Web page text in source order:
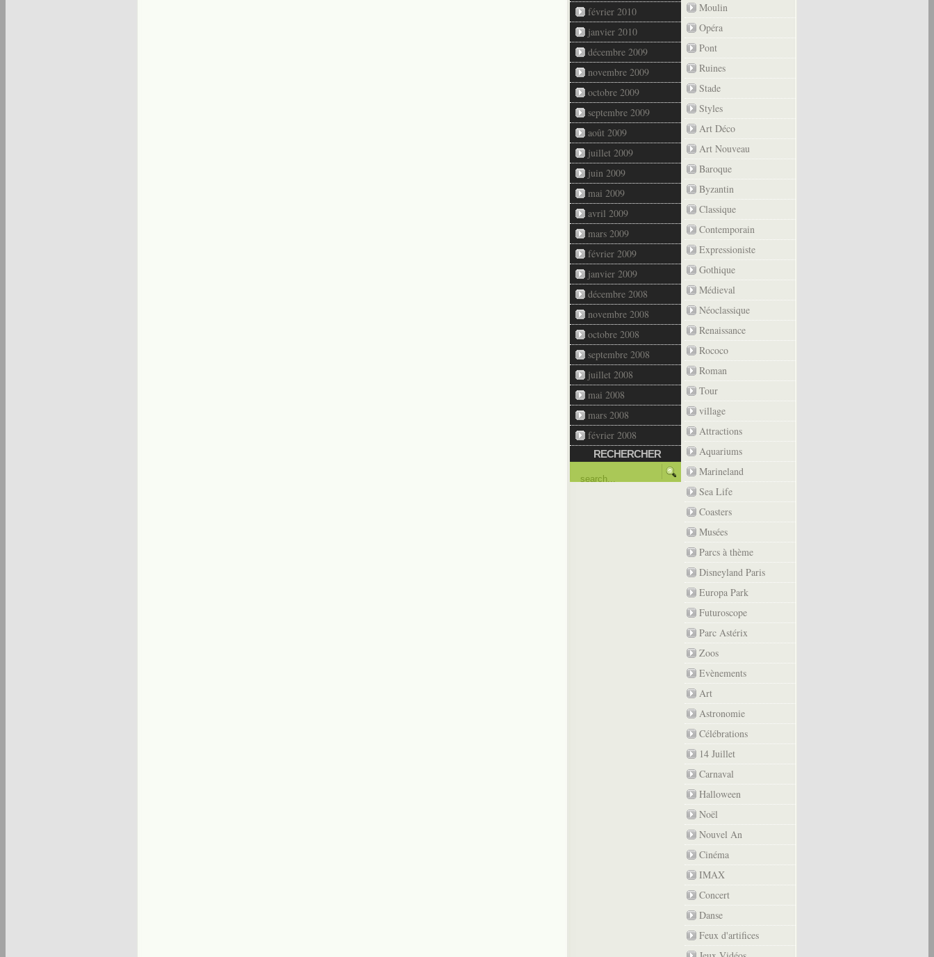
février 2010
janvier 2010
décembre 2009
novembre 2009
octobre 2009
septembre 2009
août 2009
juillet 2009
juin 2009
mai 2009
avril 2009
mars 2009
février 2009
janvier 2009
décembre 2008
novembre 2008
octobre 2008
septembre 2008
juillet 2008
mai 2008
mars 2008
février 2008
RECHERCHER
Moulin
Opéra
Pont
Ruines
Stade
Styles
Art Déco
Art Nouveau
Baroque
Byzantin
Classique
Contemporain
Expressioniste
Gothique
Médieval
Néoclassique
Renaissance
Rococo
Roman
Tour
village
Attractions
Aquariums
Marineland
Sea Life
Coasters
Musées
Parcs à thème
Disneyland Paris
Europa Park
Futuroscope
Parc Astérix
Zoos
Evènements
Art
Astronomie
Célébrations
14 Juillet
Carnaval
Halloween
Noël
Nouvel An
Cinéma
IMAX
Concert
Danse
Feux d'artifices